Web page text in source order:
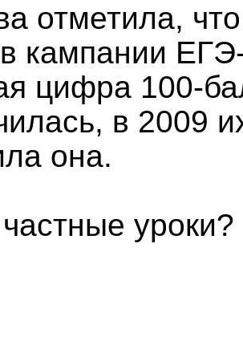
отметила,
кампании
цифра 100-
в 2009
она.
уроки?